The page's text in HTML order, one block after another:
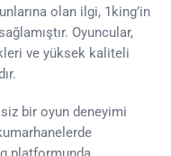
olan ilgi, 1king’in
Oyuncular,
ve yüksek kaliteli
bir oyun deneyimi